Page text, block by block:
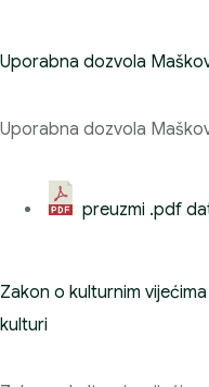
Uporabna dozvola
Uporabna dozvola
preuzmi .pdf
Zakon o kulturnim
kulturi